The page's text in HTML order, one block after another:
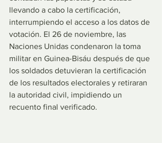
llevando a cabo la certificación,
interrumpiendo el acceso a los datos de
votación. El 26 de noviembre, las
Naciones Unidas condenaron la toma
militar en Guinea-Bisáu después de que
los soldados detuvieran la certificación
de los resultados electorales y retiraran
la autoridad civil, impidiendo un
recuento final verificado.